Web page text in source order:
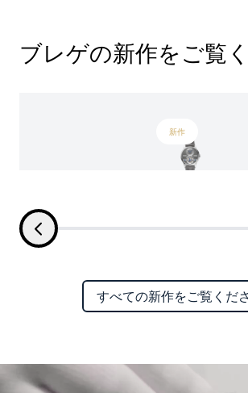
ブレゲの新作をご覧
新作
すべての新作をご覧くだ